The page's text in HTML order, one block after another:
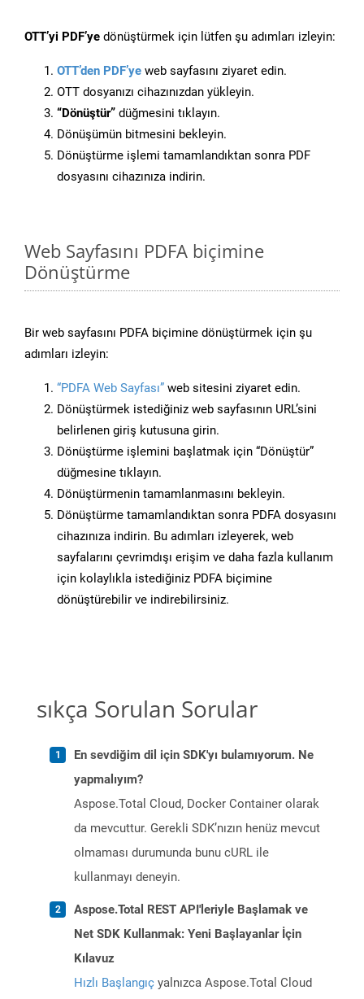
OTT’yi PDF’ye dönüştürmek için lütfen şu adımları izleyin:
OTT’den PDF’ye web sayfasını ziyaret edin.
OTT dosyanızı cihazınızdan yükleyin.
“Dönüştür” düğmesini tıklayın.
Dönüşümün bitmesini bekleyin.
Dönüştürme işlemi tamamlandıktan sonra PDF
dosyasını cihazınıza indirin.
Web Sayfasını PDFA biçimine
Dönüştürme
Bir web sayfasını PDFA biçimine dönüştürmek için şu
adımları izleyin:
“PDFA Web Sayfası” web sitesini ziyaret edin.
Dönüştürmek istediğiniz web sayfasının URL’sini
belirlenen giriş kutusuna girin.
Dönüştürme işlemini başlatmak için “Dönüştür”
düğmesine tıklayın.
Dönüştürmenin tamamlanmasını bekleyin.
Dönüştürme tamamlandıktan sonra PDFA dosyasını
cihazınıza indirin. Bu adımları izleyerek, web
sayfalarını çevrimdışı erişim ve daha fazla kullanım
için kolaylıkla istediğiniz PDFA biçimine
dönüştürebilir ve indirebilirsiniz.
sıkça Sorulan Sorular
En sevdiğim dil için SDK'yı bulamıyorum. Ne
yapmalıyım?
Aspose.Total Cloud, Docker Container olarak
da mevcuttur. Gerekli SDK’nızın henüz mevcut
olmaması durumunda bunu cURL ile
kullanmayı deneyin.
Aspose.Total REST API'leriyle Başlamak ve
Net SDK Kullanmak: Yeni Başlayanlar İçin
Kılavuz
Hızlı Başlangıç yalnızca Aspose.Total Cloud